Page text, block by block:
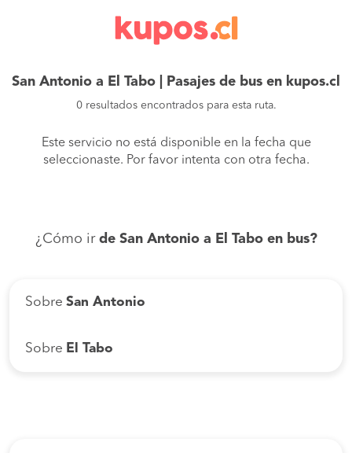
San Antonio a El Tabo | Pasajes de bus en kupos.cl
0 resultados encontrados para esta ruta.
Este servicio no está disponible en la fecha que
seleccionaste. Por favor intenta con otra fecha.
¿Cómo ir de San Antonio a El Tabo en bus?
Sobre San Antonio
Sobre El Tabo